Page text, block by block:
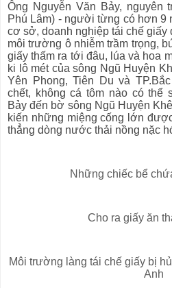
Ông Nguyễn Văn Bảy, nguyên
Phú Lâm) - người từng có hơn 9
cơ sở, doanh nghiệp tái chế giấy
môi trường ô nhiễm trầm trọng,
giấy thấm ra tới đâu, lúa và hoa
ki lô mét của sông Ngũ Huyện
Yên Phong, Tiên Du và
chết, không cá tôm nào có thể
Bảy đến bờ sông Ngũ Huyện
kiến những miệng cống lớn
thẳng dòng nước thải nồng nặc
Những chiếc bể
Cho ra giấy ăn
Môi trường làng tái chế giấy bị
Anh